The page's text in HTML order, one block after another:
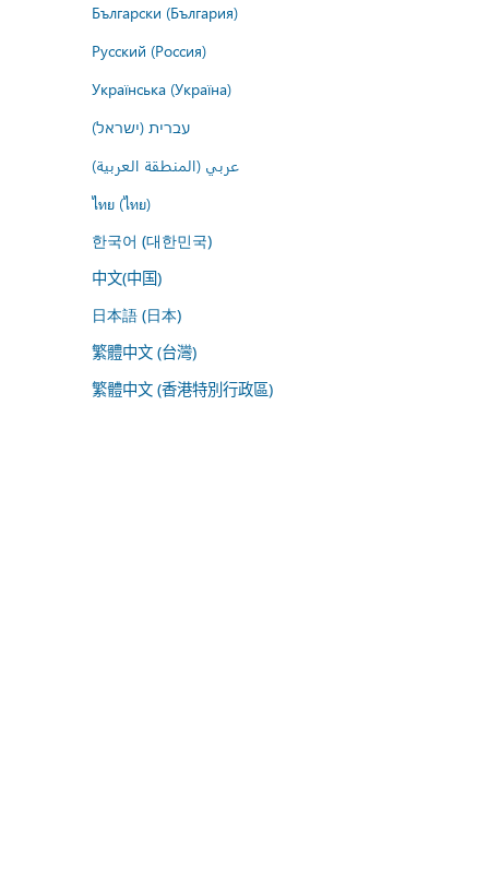
Български (България)
Русский (Россия)
Українська (Україна)
עברית (ישראל)
عربي (المنطقة العربية)
ไทย (ไทย)
한국어 (대한민국)
中文(中国)
日本語 (日本)
繁體中文 (台灣)
繁體中文 (香港特別行政區)